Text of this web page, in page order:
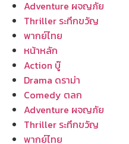
Adventure ผจญภัย
Thriller ระทึกขวัญ
พากย์ไทย
หน้าหลัก
Action บู๊
Drama ดราม่า
Comedy ตลก
Adventure ผจญภัย
Thriller ระทึกขวัญ
พากย์ไทย